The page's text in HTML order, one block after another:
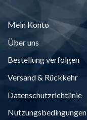
Mein Konto
Über uns
Bestellung verfolgen
Versand & Rückkehr
Datenschutzrichtlinie
Nutzungsbedingungen